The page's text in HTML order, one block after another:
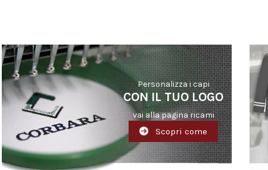
Personalizza i capi
CON IL TUO LOGO
vai alla pagina ricami
Scopri come